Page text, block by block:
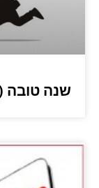
שנה טובה